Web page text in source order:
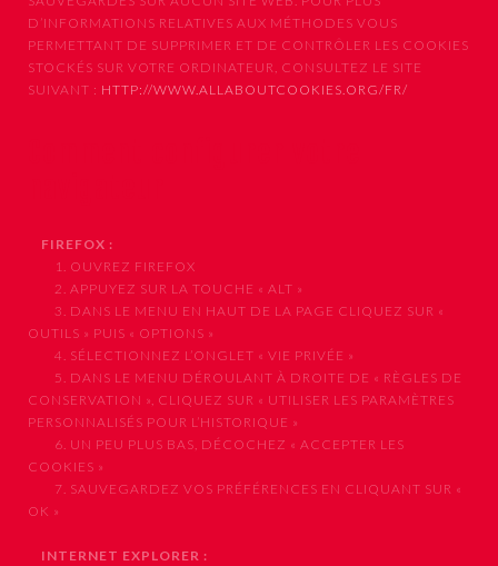
D’INFORMATIONS RELATIVES AUX MÉTHODES VOUS
PERMETTANT DE SUPPRIMER ET DE CONTRÔLER LES COOKIES
STOCKÉS SUR VOTRE ORDINATEUR, CONSULTEZ LE SITE
SUIVANT : HTTP://WWW.ALLABOUTCOOKIES.ORG/FR/
FIREFOX :
1. OUVREZ FIREFOX
2. APPUYEZ SUR LA TOUCHE « ALT »
3. DANS LE MENU EN HAUT DE LA PAGE CLIQUEZ SUR «
OUTILS » PUIS « OPTIONS »
4. SÉLECTIONNEZ L’ONGLET « VIE PRIVÉE »
5. DANS LE MENU DÉROULANT À DROITE DE « RÈGLES DE
CONSERVATION », CLIQUEZ SUR « UTILISER LES PARAMÈTRES
PERSONNALISÉS POUR L’HISTORIQUE »
6. UN PEU PLUS BAS, DÉCOCHEZ « ACCEPTER LES
COOKIES »
7. SAUVEGARDEZ VOS PRÉFÉRENCES EN CLIQUANT SUR «
OK »
INTERNET EXPLORER :